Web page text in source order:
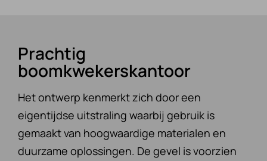
Prachtig
boomkwekerskantoor
Het ontwerp kenmerkt zich door een
eigentijdse uitstraling waarbij gebruik is
gemaakt van hoogwaardige materialen en
duurzame oplossingen. De gevel is voorzien